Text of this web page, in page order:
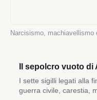
Narcisismo,
Il sepolcro vuoto
I sette sigilli legati alla
guerra civile, carestia,